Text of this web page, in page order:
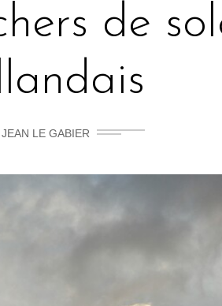
de
JEAN LE GABIER